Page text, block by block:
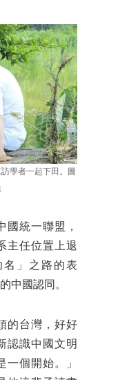
學者一起下田。圖
國統一聯盟，
主任位置上退
名」之路的表
中國認同。
的台灣，好好
認識中國文明
一個開始。」